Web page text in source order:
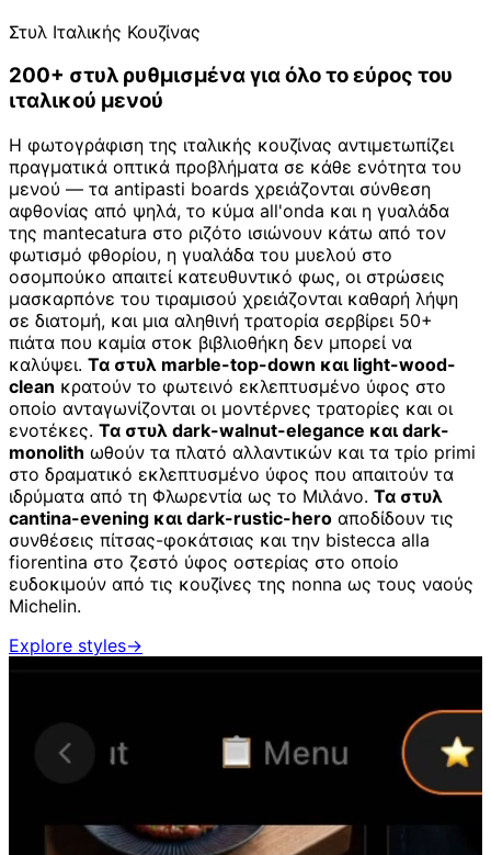
Στυλ Ιταλικής Κουζίνας
200+ στυλ ρυθμισμένα για όλο το εύρος του
ιταλικού μενού
Η φωτογράφιση της ιταλικής κουζίνας αντιμετωπίζει
πραγματικά οπτικά προβλήματα σε κάθε ενότητα του
μενού — τα antipasti boards χρειάζονται σύνθεση
αφθονίας από ψηλά, το κύμα all'onda και η γυαλάδα
της mantecatura στο ριζότο ισιώνουν κάτω από τον
φωτισμό φθορίου, η γυαλάδα του μυελού στο
οσομπούκο απαιτεί κατευθυντικό φως, οι στρώσεις
μασκαρπόνε του τιραμισού χρειάζονται καθαρή λήψη
σε διατομή, και μια αληθινή τρατορία σερβίρει 50+
πιάτα που καμία στοκ βιβλιοθήκη δεν μπορεί να
καλύψει. Τα στυλ marble-top-down και light-wood-
clean κρατούν το φωτεινό εκλεπτυσμένο ύφος στο
οποίο ανταγωνίζονται οι μοντέρνες τρατορίες και οι
ενοτέκες. Τα στυλ dark-walnut-elegance και dark-
monolith ωθούν τα πλατό αλλαντικών και τα τρίο primi
στο δραματικό εκλεπτυσμένο ύφος που απαιτούν τα
ιδρύματα από τη Φλωρεντία ως το Μιλάνο. Τα στυλ
cantina-evening και dark-rustic-hero αποδίδουν τις
συνθέσεις πίτσας-φοκάτσιας και την bistecca alla
fiorentina στο ζεστό ύφος οστερίας στο οποίο
ευδοκιμούν από τις κουζίνες της nonna ως τους ναούς
Michelin.
Explore styles→